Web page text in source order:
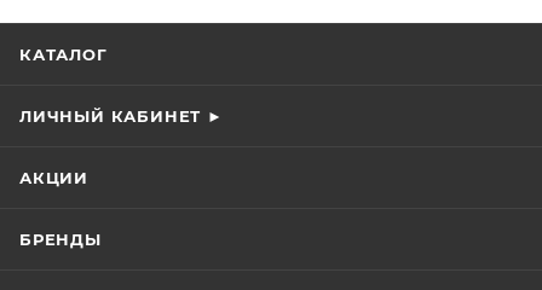
КАТАЛОГ
ЛИЧНЫЙ КАБИНЕТ ►
АКЦИИ
БРЕНДЫ